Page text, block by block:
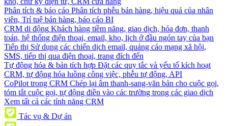
Phân tích & báo cáo Phân tích phễu bán hàng, hiệu quả của nhân
viên, Trí tuệ bán hàng, báo cáo BI
CRM di động Khách hàng tiềm năng, giao dịch, hóa đơn, thanh
toán, hệ thống điện thoại, email, kho, lịch ở đầu ngón tay của bạn
Tiếp thị Sử dụng các chiến dịch email, quảng cáo mạng xã hội,
SMS, tiếp thị qua điện thoại, trang đích đến
Tự động hóa & bản tích hợp Đặt các quy tắc và yếu tố kích hoạt
CRM, tự động hóa luồng công việc, phễu tự động, API
CoPilot trong CRM Chép lại âm thanh-sang-văn bản cho cuộc gọi,
tóm tắt cuộc gọi, tự động điền vào các trường trong các giao dịch
Xem tất cả các tính năng CRM
Tác vụ & Dự án